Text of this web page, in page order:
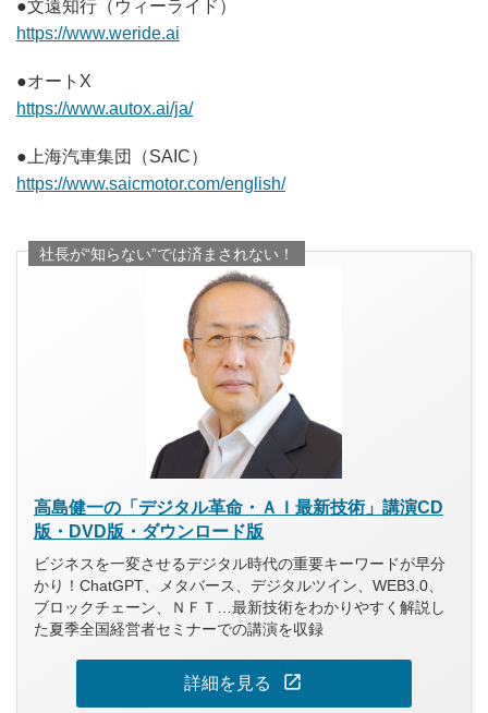
●文遠知行（ウィーライド）
https://www.weride.ai
●オートX
https://www.autox.ai/ja/
●上海汽車集団（SAIC）
https://www.saicmotor.com/english/
社長が“知らない”では済まされない！
高島健一の「デジタル革命・ＡＩ最新技術」講演CD
版・DVD版・ダウンロード版
ビジネスを一変させるデジタル時代の重要キーワードが早分
かり！ChatGPT、メタバース、デジタルツイン、WEB3.0、
ブロックチェーン、ＮＦＴ…最新技術をわかりやすく解説し
た夏季全国経営者セミナーでの講演を収録
詳細を見る open_in_new